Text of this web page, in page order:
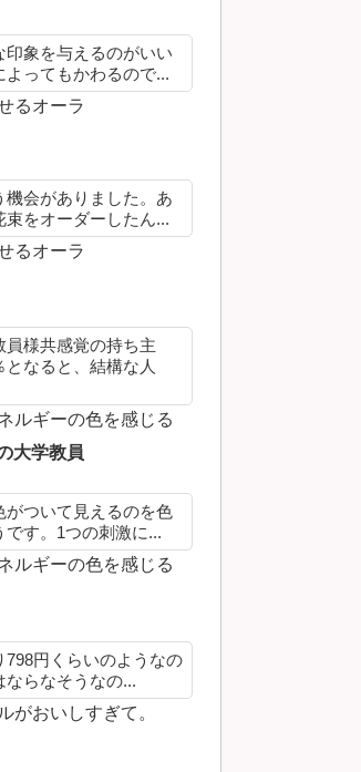
印象を与えるのがいい
ってもかわるので...
るオーラ
機会がありました。あ
束をオーダーしたん...
るオーラ
様共感覚の持ち主
なると、結構な人
ルギーの色を感じる
大学教員
がついて見えるのを色
す。1つの刺激に...
ルギーの色を感じる
798円くらいのようなの
らなそうなの...
がおいしすぎて。